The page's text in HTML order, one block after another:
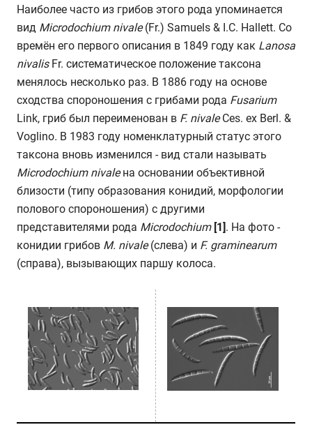
Наиболее часто из грибов этого рода упоминается
вид Microdochium nivale (Fr.) Samuels & I.C. Hallett. Со
времён его первого описания в 1849 году как Lanosa
nivalis Fr. систематическое положение таксона
менялось несколько раз. В 1886 году на основе
сходства спороношения с грибами рода Fusarium
Link, гриб был переименован в F. nivale Ces. ex Berl. &
Voglino. В 1983 году номенклатурный статус этого
таксона вновь изменился - вид стали называть
Microdochiumnivaleна основании объективной
близости (типу образования конидий, морфологии
полового спороношения) с другими
представителями рода Microdochium [1]. На фото -
конидии грибов M. nivale(слева) и F. graminearum
(справа), вызывающих паршу колоса.